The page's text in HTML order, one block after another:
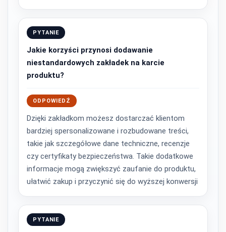
PYTANIE
Jakie korzyści przynosi dodawanie
niestandardowych zakładek na karcie
produktu?
ODPOWIEDŹ
Dzięki zakładkom możesz dostarczać klientom
bardziej spersonalizowane i rozbudowane treści,
takie jak szczegółowe dane techniczne, recenzje
czy certyfikaty bezpieczeństwa. Takie dodatkowe
informacje mogą zwiększyć zaufanie do produktu,
ułatwić zakup i przyczynić się do wyższej konwersji
PYTANIE